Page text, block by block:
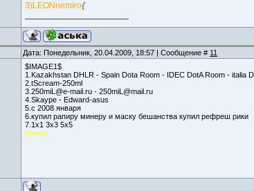
3)LEONnemiro{
Дата: Понедельник, 20.04.2009, 18:57 | Сообщение # 11
$IMAGE1$
1.Kazakhstan DHLR - Spain Dota Room - IDEC DotA Room - italia
2.tScream-250ml
3.250miL@e-mail.ru - 250miL@mail.ru
4.Skaype - Edward-asus
5.c 2008 января
6.купил рапиру минеру и маску бешанства купил рефреш рики
7.1х1 3х3 5х5
принят